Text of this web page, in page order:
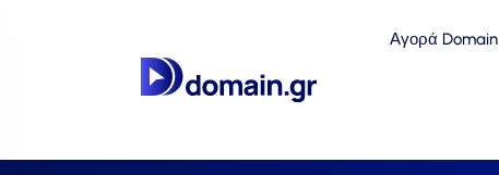
Αγορά Domain